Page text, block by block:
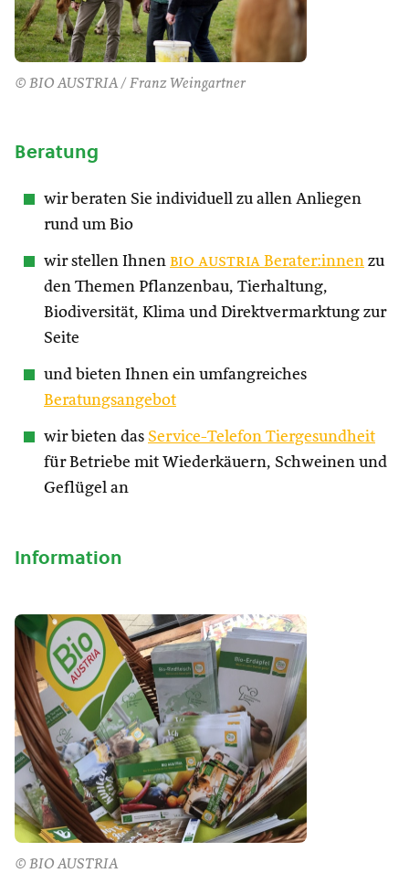
© BIO AUSTRIA / Franz Weingartner
Beratung
wir beraten Sie individuell zu allen Anliegen
rund um Bio
wir stellen Ihnen bio austria Berater:innen zu
den Themen Pflanzenbau, Tierhaltung,
Biodiversität, Klima und Direktvermarktung zur
Seite
und bieten Ihnen ein umfangreiches
Beratungsangebot
wir bieten das Service-Telefon Tiergesundheit
für Betriebe mit Wiederkäuern, Schweinen und
Geflügel an
Information
© BIO AUSTRIA